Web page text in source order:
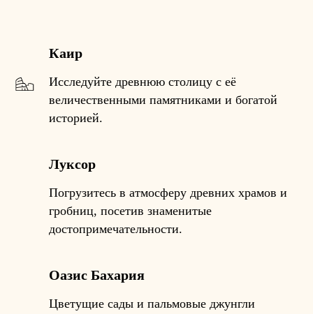
Каир
Исследуйте древнюю столицу с её
величественными памятниками и богатой
историей.
Луксор
Погрузитесь в атмосферу древних храмов и
гробниц, посетив знаменитые
достопримечательности.
Оазис Бахария
Цветущие сады и пальмовые джунгли